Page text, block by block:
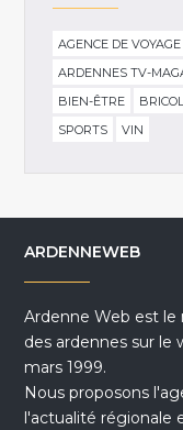
AGENCE DE VOYAGE
ARDENNES TV-
BIEN-ÊTRE
SPORTS
VIN
ARDENNEWEB
Ardenne Web est le
des ardennes sur le
mars 1999.
Nous proposons
l'actualité régionale